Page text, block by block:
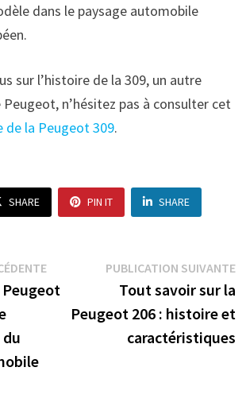
dans le paysage automobile
sur l’histoire de la 309, un autre
n’hésitez pas à consulter cet
de la Peugeot 309.
SHARE PIN IT SHARE
Publication
précédente :
Peugeot
PUBLICATION SUIVANTE
Tout savoir sur la
Peugeot 206 : histoire et
caractéristiques